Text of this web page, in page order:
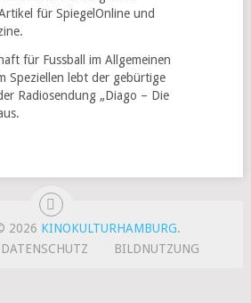
für SpiegelOnline und
für Fussball im Allgemeinen
Speziellen lebt der gebürtige
Radiosendung „Diago – Die
2026 KINOKULTURHAMBURG.
DATENSCHUTZ BILDNUTZUNG